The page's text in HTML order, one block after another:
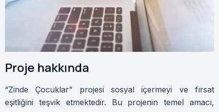
Proje hakkında
“Zinde Çocuklar” projesi sosyal içermeyi ve fırsat
eşitliğini teşvik etmektedir. Bu projenin temel amacı,